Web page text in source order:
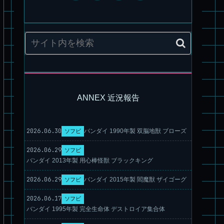
ANNEX 近況報告
2026.06.30 ソフビ バンダイ 1990年製 双脳地獣 ブローズ
2026.06.29 ソフビ
バンダイ 2013年製 用心棒怪獣 ブラックキング
2026.06.29 ソフビ バンダイ 2015年製 閻魔獣 ザイゴーグ
2026.06.17 ソフビ
バンダイ 1995年製 完全生命体 デストロイア集合体
旧キット製作★本家SDマクロス バルキリーVF-1S